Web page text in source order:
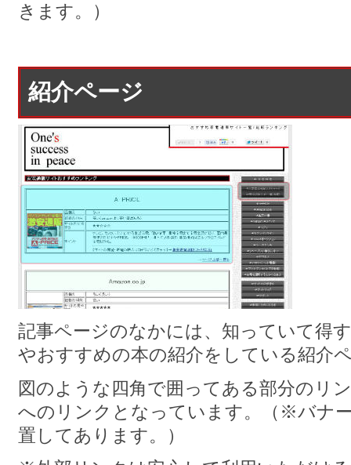
きます。）
紹介ページ
記事ページのなかには、知っていて得
やおすすめの本の紹介をしている紹介
図のような四角で囲ってある部分のリ
へのリンクとなっています。（※バナ
置してあります。）